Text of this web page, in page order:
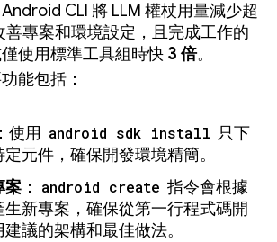
CLI 將 LLM 權杖用量減少超
善專案和環境設定，且完成工作的
使用標準工具組時快 3 倍。
能包括：
：使用 android sdk install 只下
元件，確保開發環境精簡。
案 ： android create 指令會根據
新專案，確保從第一行程式碼開
議的架構和最佳做法。